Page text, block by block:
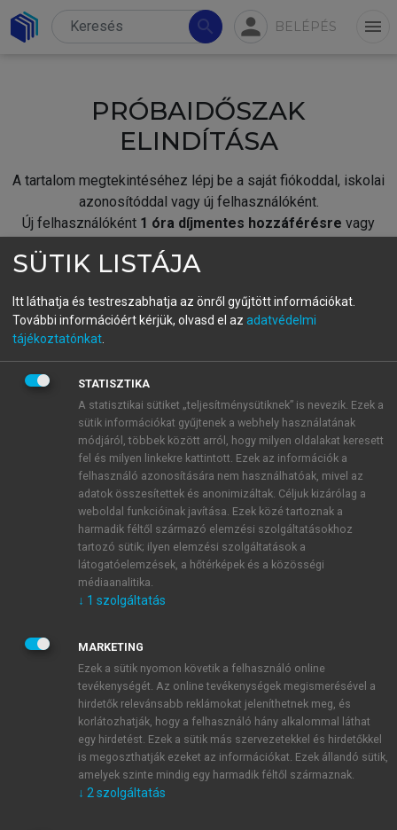
search person BELÉPÉS menu
PRÓBAIDŐSZAK
ELINDÍTÁSA
A tartalom megtekintéséhez lépj be a saját fiókoddal, iskolai
azonosítóddal vagy új felhasználóként.
Új felhasználóként 1 óra díjmentes hozzáférésre vagy
fiókoddal,vagy hozz létre új fiókot.
A regisztráció után apróbaidőszakautomatikusan
BELÉPÉS SAJÁT FIÓKKAL
ÚJ FIÓK LÉTREHOZÁSA
1 óra díjmentes hozzáférés
E-MAIL-CÍM
JELSZÓ
JELSZÓ ÚJRA
Kérek értesítést a MeRSZ újdonságairól, akcióiról.
Kérek értesítést az Akadémiai Kiadó Zrt. újdonságairól,
SÜTIK LISTÁJA
Itt láthatja és testreszabhatja az önről gyűjtött információkat.
További információért kérjük, olvasd el az adatvédelmi
tájékoztatónkat
STATISZTIKA
A statisztikai sütiket „teljesítménysütiknek” is nevezik. Ezek a
sütik információkat gyűjtenek a webhely használatának
módjáról, többek között arról, hogy milyen oldalakat keresett
fel és milyen linkekre kattintott. Ezek az információk a
felhasználó azonosítására nem használhatóak, mivel az
adatok összesítettek és anonimizáltak. Céljuk kizárólag a
weboldal funkcióinak javítása. Ezek közé tartoznak a
harmadik féltől származó elemzési szolgáltatásokhoz
tartozó sütik; ilyen elemzési szolgáltatások a
látogatóelemzések, a hőtérképek és a közösségi
médiaanalitika.
↓ 1 szolgáltatás
MARKETING
Ezek a sütik nyomon követik a felhasználó online
tevékenységét. Az online tevékenységek megismerésével a
hirdetők relevánsabb reklámokat jeleníthetnek meg, és
korlátozhatják, hogy a felhasználó hány alkalommal láthat
egy hirdetést. Ezek a sütik más szervezetekkel és hirdetőkkel
is megoszthatják ezeket az információkat. Ezek állandó sütik,
amelyek szinte mindig egy harmadik féltől származnak.
↓ 2 szolgáltatás